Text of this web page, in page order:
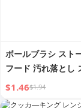
ボールブラシ スト
フード 汚れ落とし
ワイヤー
$1.46$1.94